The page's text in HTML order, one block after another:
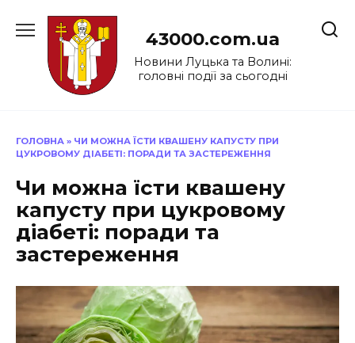
до
43000.com.ua
Новини Луцька та Волині:
головні події за сьогодні
ГОЛОВНА » ЧИ МОЖНА ЇСТИ КВАШЕНУ КАПУСТУ ПРИ
ЦУКРОВОМУ ДІАБЕТІ: ПОРАДИ ТА ЗАСТЕРЕЖЕННЯ
Чи можна їсти квашену
капусту при цукровому
діабеті: поради та
застереження